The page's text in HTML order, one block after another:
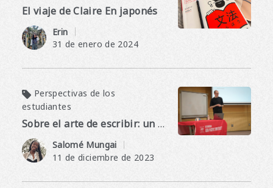
El viaje de Claire En japonés
Erin
31 de enero de 2024
Perspectivas de los
estudiantes
Sobre el arte de escribir: un taller con un famoso YouTuber, Dogen
Salomé Mungai
11 de diciembre de 2023